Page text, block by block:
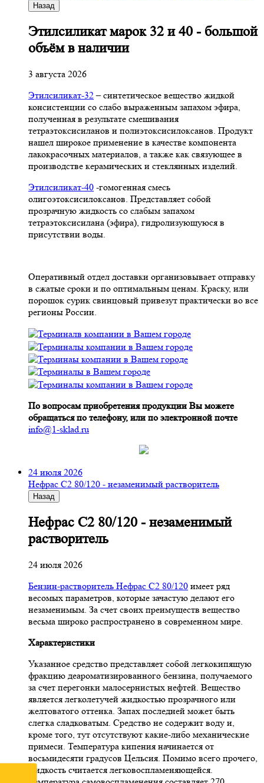
Назад
Этилсиликат марок 32 и 40 - большой
объём в наличии
3 августа 2026
Этилсиликат-32– синтетическое вещество жидкой
консистенции со слабо выраженным запахом эфира,
полученная в результате смешивания
тетpаэтоксисиланов и полиэтоксисилоксанов. Продукт
нашел широкое применение в качестве компонента
лакокрасочных материалов, а также как связующее в
производстве керамических и стеклянных изделий.
Этилсиликат-40 -гомогенная смесь
олигоэтоксисилоксанов. Представляет собой
прозрачную жидкость со слабым запахом
тетраэтоксисилана (эфира), гидролизующуюся в
присутствии воды.
Оперативный отдел доставки организовывает отправку
в сжатые сроки и по оптимальным ценам. Краску, или
порошок сурик свинцовый привезут практически во все
регионы России.
По вопросам приобретения продукции Вы можете
обращаться по телефону, или по электронной почте
info@1-sklad.ru
24 июля 2026
Нефрас С2 80/120 - незаменимый растворитель
Назад
Нефрас С2 80/120 - незаменимый
растворитель
24 июля 2026
Бензин-растворитель Нефрас С2 80/120 имеет ряд
весомых параметров, которые зачастую делают его
незаменимым. За счет своих преимуществ вещество
весьма широко распространено в современном мире.
Характеристики
Указанное средство представляет собой легкокипящую
фракцию деароматизированного бензина, получаемого
за счет перегонки малосернистых нефтей. Вещество
является легколетучей жидкостью прозрачного или
желтоватого оттенка. Запах последней может быть
слегка сладковатым. Средство не содержит воду и,
кроме того, тут отсутствуют какие-либо механические
примеси. Температура кипения начинается от
восьмидесяти градусов Цельсия. Помимо всего прочего,
жидкость считается легковоспламеняющейся.